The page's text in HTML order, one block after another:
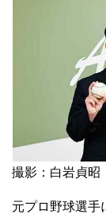
撮影：白岩貞昭
元プロ野球選手